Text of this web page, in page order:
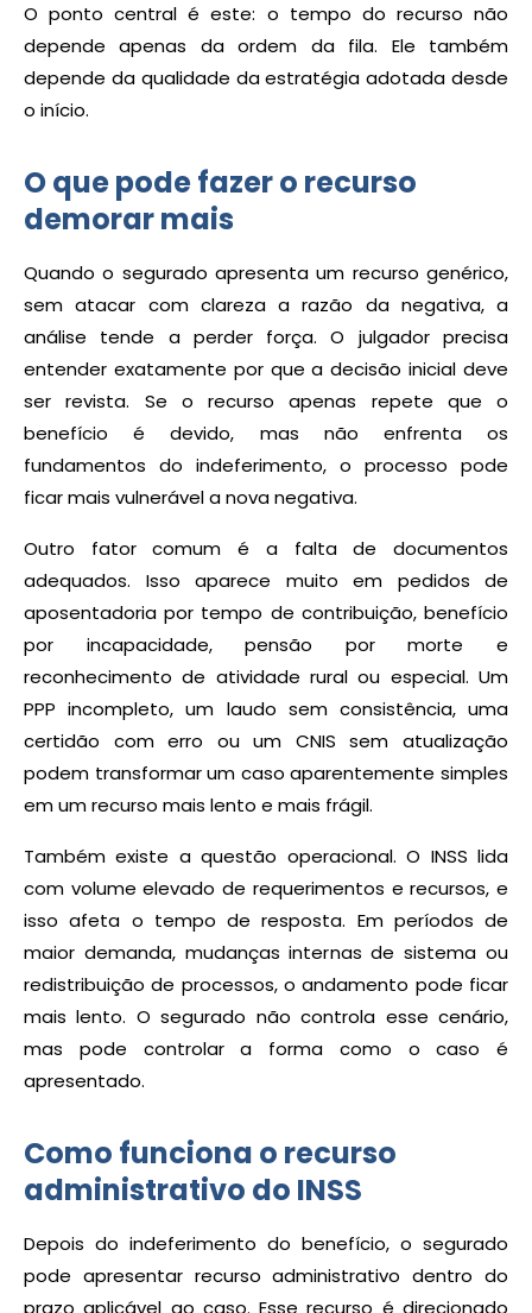
O ponto central é este: o tempo do recurso não
depende apenas da ordem da fila. Ele também
depende da qualidade da estratégia adotada desde
o início.
O que pode fazer o recurso
demorar mais
Quando o segurado apresenta um recurso genérico,
sem atacar com clareza a razão da negativa, a
análise tende a perder força. O julgador precisa
entender exatamente por que a decisão inicial deve
ser revista. Se o recurso apenas repete que o
benefício é devido, mas não enfrenta os
fundamentos do indeferimento, o processo pode
ficar mais vulnerável a nova negativa.
Outro fator comum é a falta de documentos
adequados. Isso aparece muito em pedidos de
aposentadoria por tempo de contribuição, benefício
por incapacidade, pensão por morte e
reconhecimento de atividade rural ou especial. Um
PPP incompleto, um laudo sem consistência, uma
certidão com erro ou um CNIS sem atualização
podem transformar um caso aparentemente simples
em um recurso mais lento e mais frágil.
Também existe a questão operacional. O INSS lida
com volume elevado de requerimentos e recursos, e
isso afeta o tempo de resposta. Em períodos de
maior demanda, mudanças internas de sistema ou
redistribuição de processos, o andamento pode ficar
mais lento. O segurado não controla esse cenário,
mas pode controlar a forma como o caso é
apresentado.
Como funciona o recurso
administrativo do INSS
Depois do indeferimento do benefício, o segurado
pode apresentar recurso administrativo dentro do
prazo aplicável ao caso. Esse recurso é direcionado